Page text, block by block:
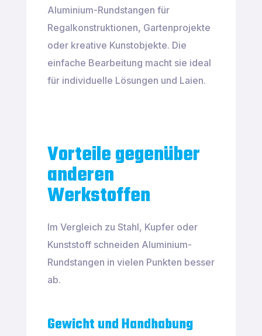
Aluminium-Rundstangen für
Regalkonstruktionen, Gartenprojekte
oder kreative Kunstobjekte. Die
einfache Bearbeitung macht sie ideal
für individuelle Lösungen und Laien.
Vorteile gegenüber
anderen
Werkstoffen
Im Vergleich zu Stahl, Kupfer oder
Kunststoff schneiden Aluminium-
Rundstangen in vielen Punkten besser
ab.
Gewicht und Handhabung